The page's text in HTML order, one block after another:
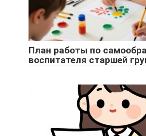
План работы по
воспитателя старшей